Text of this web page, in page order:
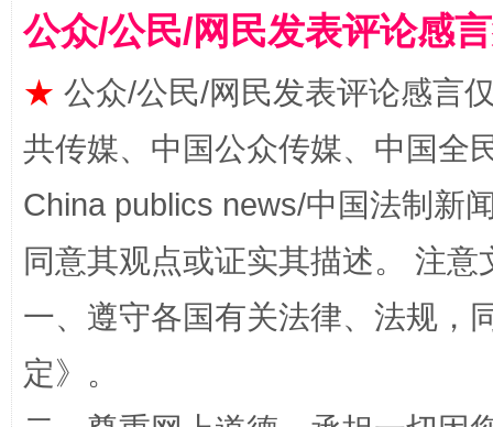
解纷+调解+退费，一次搞定
公众/公民/网民发表评论感
★ 公众/公民/网民发表评论感言
共传媒、中国公众传媒、中国全
China publics news/中国法制新
同意其观点或证实其描述。 注
一、遵守各国有关法律、法规，
定》。